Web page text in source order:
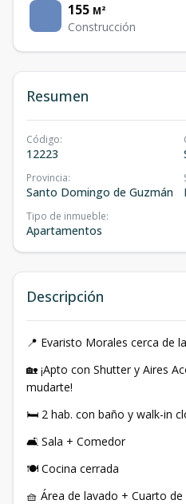
155 M²
Construcción
Resumen
Código:
12223
Provincia:
Santo Domingo de Guzmán
Tipo de inmueble:
Apartamentos
Descripción
📍 Evaristo Morales cerca de
🏡 ¡Apto con Shutter y Aires
mudarte!
🛏 2 hab. con baño y walk-in
🛋 Sala + Comedor
🍽 Cocina cerrada
🧺 Área de lavado + Cuarto de